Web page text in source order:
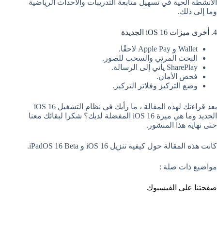
الأنشطة الحية في تسهيل متابعة التدريبات والأحداث الرياضية
وما إلى ذلك.
4. أخرى ميزات iOS 16 الجديدة
Wallet و Apple Pay لاحقًا.
البحث المرئي والسحب للصور.
SharePlay يأتي إلى الرسالة.
فحص الأمان.
وضع التركيز وفلاتر التركيز.
بعد قراءتك لهذه المقالة ، ما رأيك في نظام التشغيل iOS 16
الجديد وما هي ميزة iOS 16 المفضلة لديك؟ شكرا لبقائك معنا
حتى نهاية هذا المنشور.
كانت هذه المقالة حول كيفية تنزيل iOS 16 و iPadOS 16 Beta.
مواضيع ذات صلة :
صفحتنا على الفيسبوك